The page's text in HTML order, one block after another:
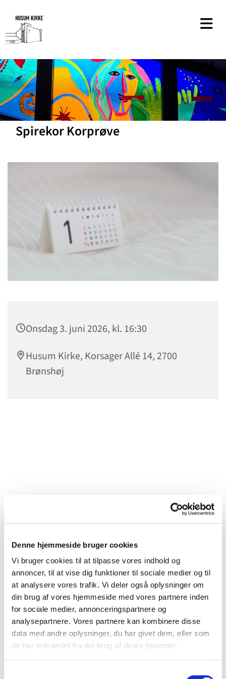
Denne hjemmeside bruger cookies
Vi bruger cookies til at tilpasse vores indhold og
annoncer, til at vise dig funktioner til sociale medier og til
at analysere vores trafik. Vi deler også oplysninger om
din brug af vores hjemmeside med vores partnere inden
for sociale medier, annonceringspartnere og
analysepartnere. Vores partnere kan kombinere disse
data med andre oplysninger, du har givet dem, eller som
de har indsamlet fra din brug af deres tjenester.
HER
Spirekor Korprøve
Onsdag 3. juni 2026, kl. 16:30
Husum Kirke, Korsager Allé 14, 2700
Brønshøj
Du vil måske også kunne lide...